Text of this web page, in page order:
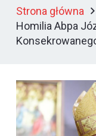
Strona główna
Homilia Abpa